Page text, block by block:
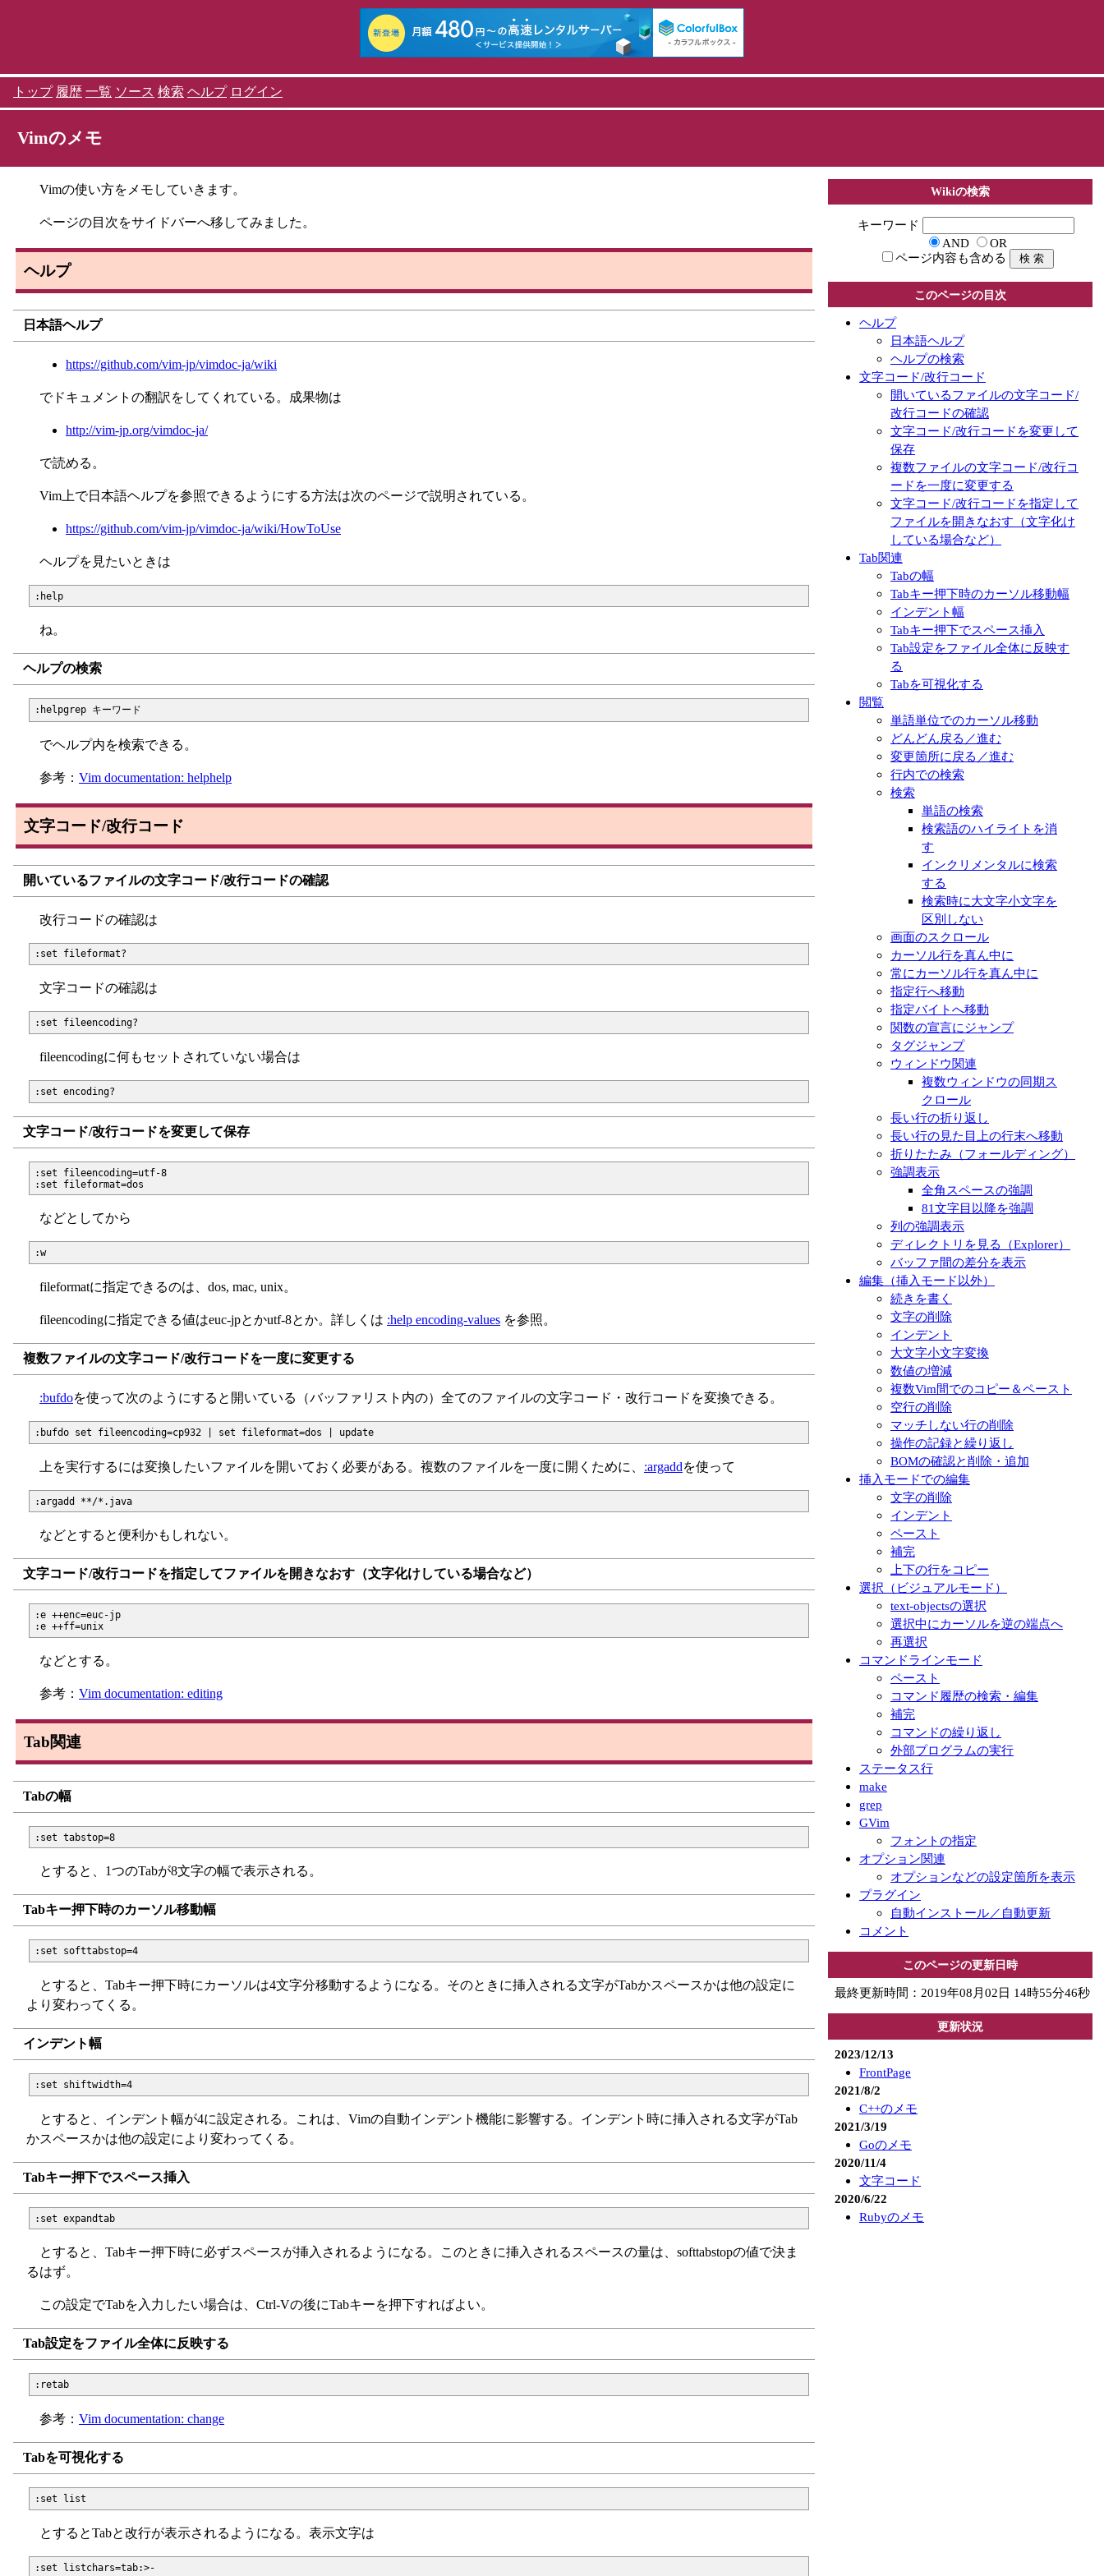
トップ 履歴 一覧 ソース 検索 ヘルプ ログイン
Vimのメモ
Vimの使い方をメモしていきます。
ページの目次をサイドバーへ移してみました。
ヘルプ
日本語ヘルプ
https://github.com/vim-jp/vimdoc-ja/wiki
でドキュメントの翻訳をしてくれている。成果物は
http://vim-jp.org/vimdoc-ja/
で読める。
Vim上で日本語ヘルプを参照できるようにする方法は次のページで説明されている。
https://github.com/vim-jp/vimdoc-ja/wiki/HowToUse
ヘルプを見たいときは
:help
ね。
ヘルプの検索
でヘルプ内を検索できる。
参考： Vim documentation: helphelp
文字コード/改行コード
開いているファイルの文字コード/改行コードの確認
改行コードの確認は
文字コードの確認は
fileencodingに何もセットされていない場合は
文字コード/改行コードを変更して保存
:set fileencoding=utf-8
などとしてから
:w
fileformatに指定できるのは、dos, mac, unix。
fileencodingに指定できる値はeuc-jpとかutf-8とか。詳しくは :help encoding-values を参照。
複数ファイルの文字コード/改行コードを一度に変更する
:bufdoを使って次のようにすると開いている（バッファリスト内の）全てのファイルの文字コード・改行コードを変換できる。
:bufdo set fileencoding=cp932 | set fileformat=dos | update
上を実行するには変換したいファイルを開いておく必要がある。複数のファイルを一度に開くために、 :argaddを使って
:argadd **/*.java
などとすると便利かもしれない。
文字コード/改行コードを指定してファイルを開きなおす（文字化けしている場合など）
:e ++enc=euc-jp
:e ++ff=unix
などとする。
参考： Vim documentation: editing
Tab関連
Tabの幅
:set tabstop=8
とすると、1つのTabが8文字の幅で表示される。
Tabキー押下時のカーソル移動幅
:set softtabstop=4
とすると、Tabキー押下時にカーソルは4文字分移動するようになる。そのときに挿入される文字がTabかスペースかは他の設定に
より変わってくる。
インデント幅
:set shiftwidth=4
とすると、インデント幅が4に設定される。これは、Vimの自動インデント機能に影響する。インデント時に挿入される文字がTab
かスペースかは他の設定により変わってくる。
Tabキー押下でスペース挿入
:set expandtab
とすると、Tabキー押下時に必ずスペースが挿入されるようになる。このときに挿入されるスペースの量は、softtabstopの値で決ま
るはず。
この設定でTabを入力したい場合は、Ctrl-Vの後にTabキーを押下すればよい。
Tab設定をファイル全体に反映する
:retab
参考： Vim documentation: change
Tabを可視化する
とするとTabと改行が表示されるようになる。表示文字は
Wikiの検索
キーワード
AND
OR
ページ内容も含める
このページの目次
ヘルプ
日本語ヘルプ
ヘルプの検索
文字コード/改行コード
開いているファイルの文字コード/
改行コードの確認
文字コード/改行コードを変更して
保存
複数ファイルの文字コード/改行コ
ードを一度に変更する
文字コード/改行コードを指定して
ファイルを開きなおす（文字化け
している場合など）
Tab関連
Tabの幅
Tabキー押下時のカーソル移動幅
インデント幅
Tabキー押下でスペース挿入
Tab設定をファイル全体に反映す
る
Tabを可視化する
閲覧
単語単位でのカーソル移動
どんどん戻る／進む
変更箇所に戻る／進む
行内での検索
検索
単語の検索
検索語のハイライトを消
す
インクリメンタルに検索
する
検索時に大文字小文字を
区別しない
画面のスクロール
カーソル行を真ん中に
常にカーソル行を真ん中に
指定行へ移動
指定バイトへ移動
関数の宣言にジャンプ
タグジャンプ
ウィンドウ関連
複数ウィンドウの同期ス
クロール
長い行の折り返し
長い行の見た目上の行末へ移動
折りたたみ（フォールディング）
強調表示
全角スペースの強調
81文字目以降を強調
列の強調表示
ディレクトリを見る（Explorer）
バッファ間の差分を表示
編集（挿入モード以外）
続きを書く
文字の削除
インデント
大文字小文字変換
数値の増減
複数Vim間でのコピー＆ペースト
空行の削除
マッチしない行の削除
操作の記録と繰り返し
BOMの確認と削除・追加
挿入モードでの編集
文字の削除
インデント
ペースト
補完
上下の行をコピー
選択（ビジュアルモード）
text-objectsの選択
選択中にカーソルを逆の端点へ
再選択
コマンドラインモード
ペースト
コマンド履歴の検索・編集
補完
コマンドの繰り返し
外部プログラムの実行
ステータス行
make
grep
GVim
フォントの指定
オプション関連
オプションなどの設定箇所を表示
プラグイン
自動インストール／自動更新
コメント
このページの更新日時
最終更新時間：2019年08月02日 14時55分46秒
更新状況
2023/12/13
FrontPage
2021/8/2
C++のメモ
2021/3/19
Goのメモ
2020/11/4
文字コード
2020/6/22
Rubyのメモ